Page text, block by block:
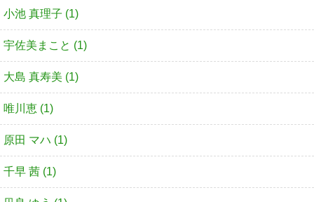
小池 真理子 (1)
宇佐美まこと (1)
大島 真寿美 (1)
唯川恵 (1)
原田 マハ (1)
千早 茜 (1)